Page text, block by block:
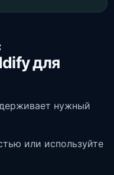
для
нужный
или используйте